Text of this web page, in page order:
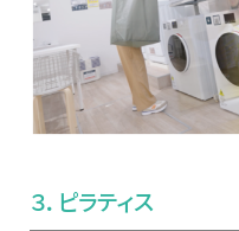
３．ピラティス